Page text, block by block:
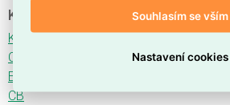
Ke stažení
Katalogový list
CE
ENEC
CB
Souhlasím se vším
Nastavení cookies